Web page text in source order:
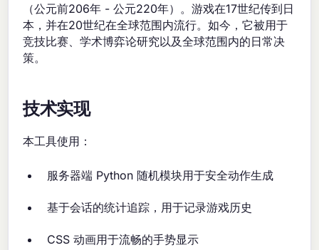
（公元前206年 - 公元220年）。游戏在17世纪传到日
本，并在20世纪在全球范围内流行。如今，它被用于
竞技比赛、学术博弈论研究以及全球范围内的日常决
策。
技术实现
本工具使用：
服务器端 Python 随机模块用于安全动作生成
基于会话的统计追踪，用于记录游戏历史
CSS 动画用于流畅的手势显示